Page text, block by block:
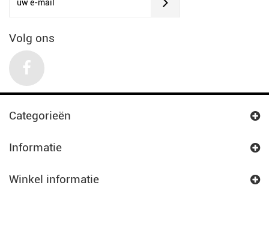
Volg ons
Categorieën
Informatie
Winkel informatie